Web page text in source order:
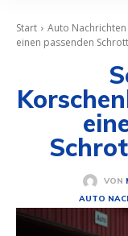
Start Auto Nachrichten
einen passenden
VON
AUTO